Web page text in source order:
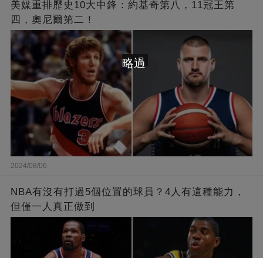
美媒重排歷史10大中鋒：約基奇第八，11冠王第
四，奧尼爾第二！
2024/08/06
NBA有沒有打過5個位置的球員？4人有這種能力，
但僅一人真正做到
略過